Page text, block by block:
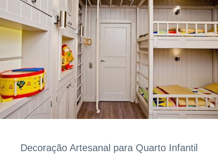
Decoração Artesanal para Quarto Infantil